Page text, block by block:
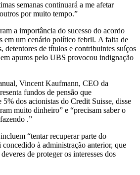
semanas continuará a me afetar
por muito tempo.”
a importância do sucesso do acordo
em um cenário político febril. A falta de
detentores de títulos e contribuintes suíços
apuros pelo UBS provocou indignação
Vincent Kaufmann, CEO da
fundos de pensão que
5% dos acionistas do Credit Suisse, disse
muito dinheiro” e “precisam saber o
.”
“tentar recuperar parte do
à administração anterior, que
de proteger os interesses dos